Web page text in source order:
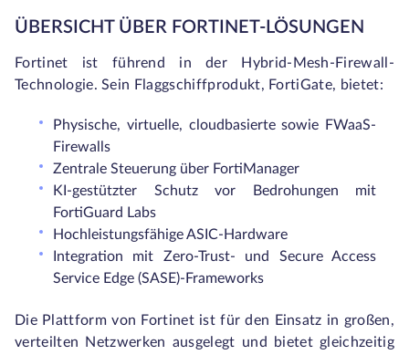
ÜBERSICHT ÜBER FORTINET-LÖSUNGEN
Fortinet ist führend in der Hybrid-Mesh-Firewall-
Technologie. Sein Flaggschiffprodukt, FortiGate, bietet:
Physische, virtuelle, cloudbasierte sowie FWaaS-
Firewalls
Zentrale Steuerung über FortiManager
KI-gestützter Schutz vor Bedrohungen mit
FortiGuard Labs
Hochleistungsfähige ASIC-Hardware
Integration mit Zero-Trust- und Secure Access
Service Edge (SASE)-Frameworks
Die Plattform von Fortinet ist für den Einsatz in großen,
verteilten Netzwerken ausgelegt und bietet gleichzeitig